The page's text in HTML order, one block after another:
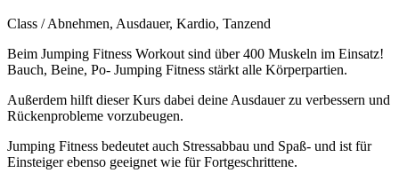
Class / Abnehmen, Ausdauer, Kardio, Tanzend
Beim Jumping Fitness Workout sind über 400 Muskeln im Einsatz!
Bauch, Beine, Po- Jumping Fitness stärkt alle Körperpartien.
Außerdem hilft dieser Kurs dabei deine Ausdauer zu verbessern und
Rückenprobleme vorzubeugen.
Jumping Fitness bedeutet auch Stressabbau und Spaß- und ist für
Einsteiger ebenso geeignet wie für Fortgeschrittene.